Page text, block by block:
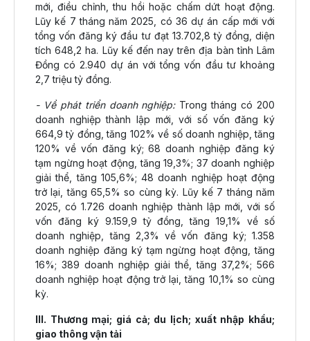
mới, điều chỉnh, thu hồi hoặc chấm dứt hoạt động.
Lũy kế 7 tháng năm 2025, có 36 dự án cấp mới với
tổng vốn đăng ký đầu tư đạt 13.702,8 tỷ đồng, diện
tích 648,2 ha. Lũy kế đến nay trên địa bàn tỉnh Lâm
Đồng có 2.940 dự án với tổng vốn đầu tư khoảng
2,7 triệu tỷ đồng.
- Về phát triển doanh nghiệp:Trong tháng có 200
doanh nghiệp thành lập mới, với số vốn đăng ký
664,9 tỷ đồng, tăng 102% về số doanh nghiệp, tăng
120% về vốn đăng ký; 68 doanh nghiệp đăng ký
tạm ngừng hoạt động, tăng 19,3%; 37 doanh nghiệp
giải thể, tăng 105,6%; 48 doanh nghiệp hoạt động
trở lại, tăng 65,5% so cùng kỳ. Lũy kế 7 tháng năm
2025, có 1.726 doanh nghiệp thành lập mới, với số
vốn đăng ký 9.159,9 tỷ đồng, tăng 19,1% về số
doanh nghiệp, tăng 2,3% về vốn đăng ký; 1.358
doanh nghiệp đăng ký tạm ngừng hoạt động, tăng
16%; 389 doanh nghiệp giải thể, tăng 37,2%; 566
doanh nghiệp hoạt động trở lại, tăng 10,1% so cùng
kỳ.
III. Thương mại; giá cả; du lịch; xuất nhập khẩu;
giao thông vận tải